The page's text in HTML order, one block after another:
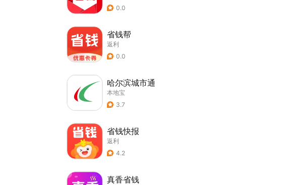
0.0
省钱帮
返利
0.0
哈尔滨城市通
本地宝
3.7
省钱快报
返利
4.2
真香省钱